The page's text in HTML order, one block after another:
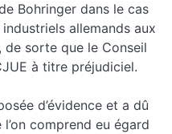
Bohringer dans le cas
allemands aux
de sorte que le Conseil
à titre préjudiciel.
d’évidence et a dû
comprend eu égard